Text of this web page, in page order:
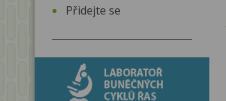
Přidejte se
Laboratoř buněčných
cyklů řas